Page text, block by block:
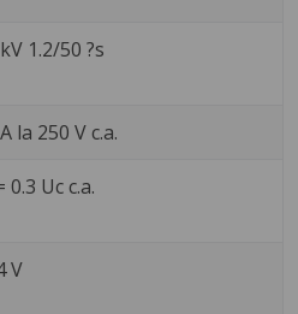
1.2/50 ?s
la 250 V c.a.
0.3 Uc c.a.
V